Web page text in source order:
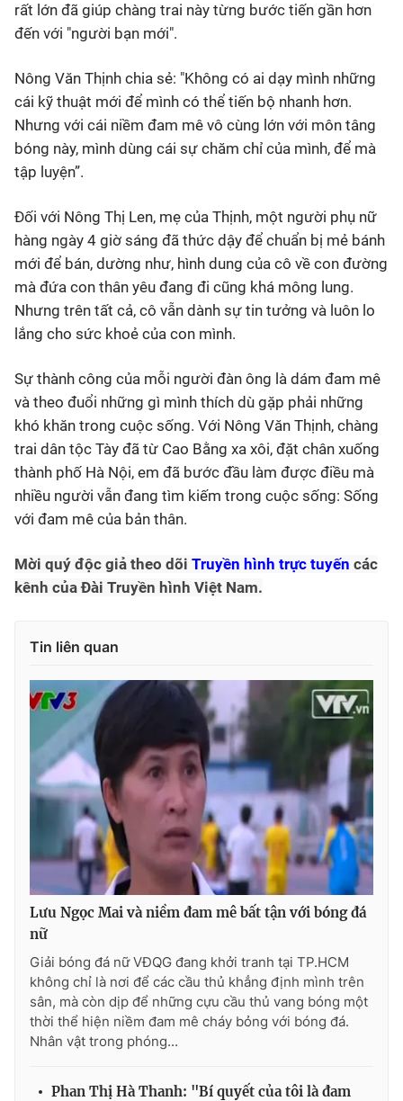
rất lớn đã giúp chàng trai này từng bước tiến gần hơn
đến với "người bạn mới".
Nông Văn Thịnh chia sẻ: "Không có ai dạy mình những
cái kỹ thuật mới để mình có thể tiến bộ nhanh hơn.
Nhưng với cái niềm đam mê vô cùng lớn với môn tâng
bóng này, mình dùng cái sự chăm chỉ của mình, để mà
tập luyện”.
Đối với Nông Thị Len, mẹ của Thịnh, một người phụ nữ
hàng ngày 4 giờ sáng đã thức dậy để chuẩn bị mẻ bánh
mới để bán, dường như, hình dung của cô về con đường
mà đứa con thân yêu đang đi cũng khá mông lung.
Nhưng trên tất cả, cô vẫn dành sự tin tưởng và luôn lo
lắng cho sức khoẻ của con mình.
Sự thành công của mỗi người đàn ông là dám đam mê
và theo đuổi những gì mình thích dù gặp phải những
khó khăn trong cuộc sống. Với Nông Văn Thịnh, chàng
trai dân tộc Tày đã từ Cao Bằng xa xôi, đặt chân xuống
thành phố Hà Nội, em đã bước đầu làm được điều mà
nhiều người vẫn đang tìm kiếm trong cuộc sống: Sống
với đam mê của bản thân.
Mời quý độc giả theo dõi Truyền hình trực tuyến các
kênh của Đài Truyền hình Việt Nam.
Tin liên quan
Lưu Ngọc Mai và niềm đam mê bất tận với bóng đá
nữ
Giải bóng đá nữ VĐQG đang khởi tranh tại TP.HCM
không chỉ là nơi để các cầu thủ khẳng định mình trên
sân, mà còn dịp để những cựu cầu thủ vang bóng một
thời thể hiện niềm đam mê cháy bỏng với bóng đá.
Nhân vật trong phóng...
Phan Thị Hà Thanh: "Bí quyết của tôi là đam